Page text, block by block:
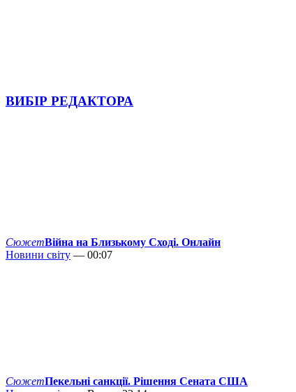
ВИБІР РЕДАКТОРА
СюжетВійна на Близькому Сході. Онлайн
Новини світу — 00:07
СюжетПекельні санкції. Рішення Сената США